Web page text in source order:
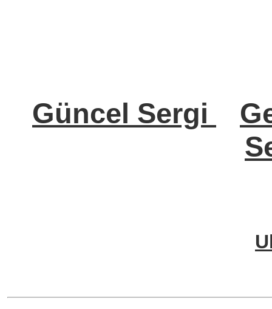
Güncel Sergi